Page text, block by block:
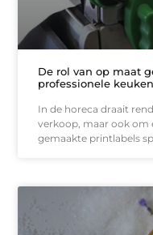
De rol van op maat
professionele
In de horeca draait
verkoop, maar ook om
gemaakte printlabels